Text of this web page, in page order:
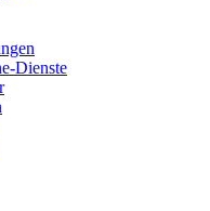
Dienste